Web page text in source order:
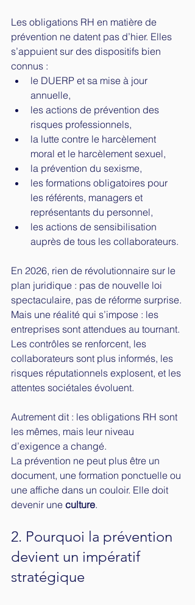
Les obligations RH en matière de
prévention ne datent pas d’hier. Elles
s’appuient sur des dispositifs bien
connus :
le DUERP et sa mise à jour
annuelle,
les actions de prévention des
risques professionnels,
la lutte contre le harcèlement
moral et le harcèlement sexuel,
la prévention du sexisme,
les formations obligatoires pour
les référents, managers et
représentants du personnel,
les actions de sensibilisation
auprès de tous les collaborateurs.
En 2026, rien de révolutionnaire sur le
plan juridique : pas de nouvelle loi
spectaculaire, pas de réforme surprise.
Mais une réalité qui s’impose : les
entreprises sont attendues au tournant.
Les contrôles se renforcent, les
collaborateurs sont plus informés, les
risques réputationnels explosent, et les
attentes sociétales évoluent.
Autrement dit : les obligations RH sont
les mêmes, mais leur niveau
d’exigence a changé.
La prévention ne peut plus être un
document, une formation ponctuelle ou
une affiche dans un couloir. Elle doit
devenir une culture.
2. Pourquoi la prévention
devient un impératif
stratégique